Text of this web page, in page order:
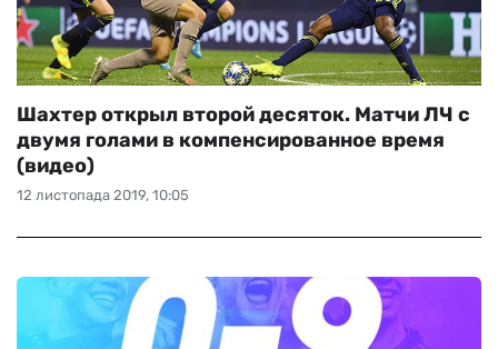
12 листопада 2019, 10:05
Шахтер открыл второй десяток. Матчи ЛЧ с
двумя голами в компенсированное время
(видео)